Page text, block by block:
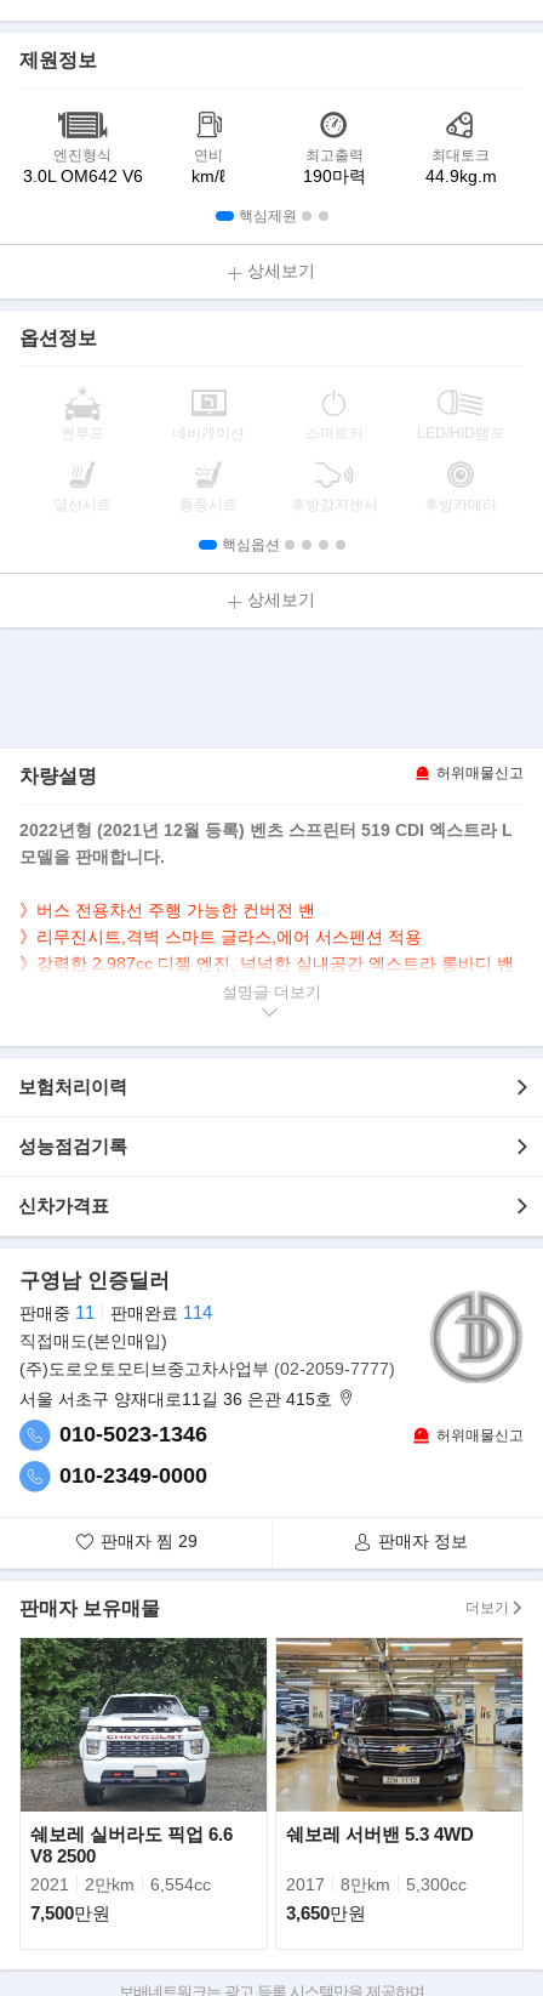
제원정보
엔진형식
3.0L OM642 V6
연비
km/ℓ
최고출력
190마력
최대토크
44.9kg.m
핵심제원
상세보기
옵션정보
썬루프 네비게이션 스마트키 LED/HID램프
열선시트 통풍시트 후방감지센서 후방카메라
핵심옵션
상세보기
차량설명 허위매물신고
2022년형 (2021년 12월 등록) 벤츠 스프린터 519 CDI 엑스트라 L
모델을 판매합니다.
》버스 전용차선 주행 가능한 컨버전 밴
》리무진시트,격벽 스마트 글라스,에어 서스펜션 적용
》강력한 2,987cc 디젤 엔진, 넉넉한 실내공간 엑스트라 롱바디 밴
- 36,700km 실주행
- 더밴 스프린터 출고
▶컨버전 내역
- 프라이빗 격벽 컨버전
- 실내 리무진 시트 컨버전
- 우드 바닥 컨버전
- 1열 음료 냉장고
- 2열 격벽 음료 냉장고
- 천장 무드등 및 디밍 기능 적용
- 1열 전동시트 열선 적용
- 2열. 3열 전동시트, 열선, 통풍 적용 및 등받이 180도 조정 가능
- 삼성 스마트 TV 적용
▶핵심 제원
엔진: 디젤 터보
배기량: 3.0L V6 CDI (OM642)
최고출력: 190마력 (140kW)
최대토크: 약 44~45.9kg·m (440~450Nm)
구동방식: 후륜구동(RWD)
변속기: 7단 자동(7G-TRONIC)
총중량(GVM): 약 5톤급 (519의 ‘5’ 의미)
- 519 CDI가 의미하는 것
5 → 차량 총중량 등급(약 5톤급)
CDI → 벤츠 커먼레일 디젤 엔진 명칭
519는 스프린터 라인 중에서도 힘 좋은 상위 등급
설명글
보험처리이력
성능점검기록
신차가격표
구영남 인증딜러
판매중 11 판매완료 114
직접매도(본인매입)
(주)도로오토모티브중고차사업부 (02-2059-7777)
서울 서초구 양재대로11길 36 은관 415호
010-5023-1346
010-2349-0000
허위매물신고
판매자 찜 29 판매자 정보
판매자 보유매물 더보기
쉐보레 실버라도 픽업 6.6
V8 2500
2021 2만km 6,554cc
7,500만원
쉐보레 서버밴 5.3 4WD
2017 8만km 5,300cc
3,650만원
보배네트워크는 광고 등록 시스템만을 제공하며